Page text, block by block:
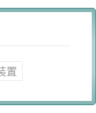
置